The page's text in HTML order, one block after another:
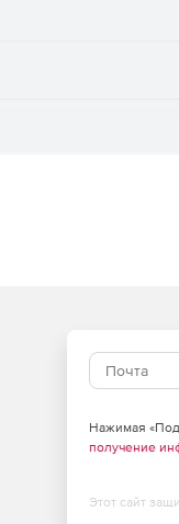
Нажимая
получение
Этот сайт